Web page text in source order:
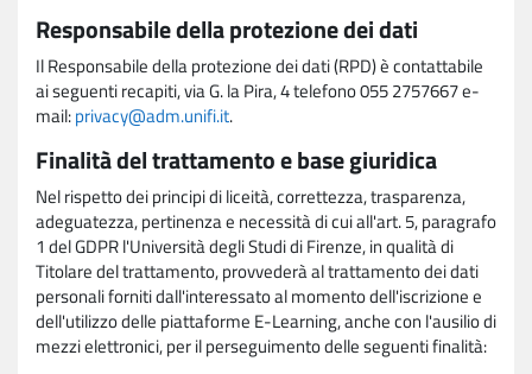
Responsabile della protezione dei dati
Il Responsabile della protezione dei dati (RPD) è contattabile
ai seguenti recapiti, via G. la Pira, 4 telefono 055 2757667 e-
mail:privacy@adm.unifi.it.
Finalità del trattamento e base giuridica
Nel rispetto dei principi di liceità, correttezza, trasparenza,
adeguatezza, pertinenza e necessità di cui all'art. 5, paragrafo
1 del GDPR l'Università degli Studi di Firenze, in qualità di
Titolare del trattamento, provvederà al trattamento dei dati
personali forniti dall'interessato al momento dell'iscrizione e
dell'utilizzo delle piattaforme E-Learning, anche con l'ausilio di
mezzi elettronici, per il perseguimento delle seguenti finalità: